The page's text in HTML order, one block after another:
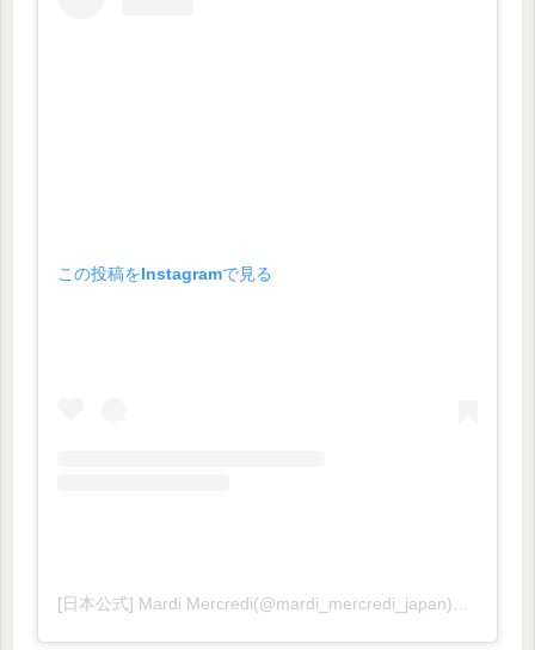
この投稿をInstagramで見る
[日本公式] Mardi Mercredi(@mardi_mercredi_japan)がシェアした投稿